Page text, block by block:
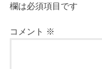
欄は必須項目です
コメント ※